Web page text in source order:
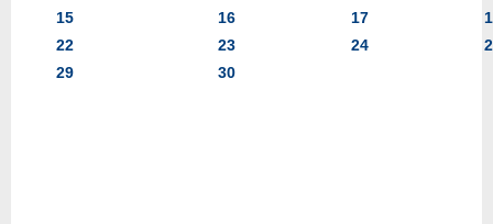
15
16 17
22
23 24
29
30